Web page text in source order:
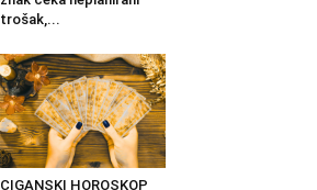
trošak,...
CIGANSKI HOROSKOP